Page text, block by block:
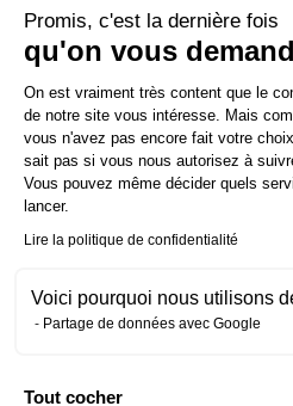
Promis, c'est la dernière fois
qu'on vous
Plateforme de
On est vraiment très content que le
de notre site vous intéresse. Mais
vous n'avez pas encore fait votre
sait pas si vous nous autorisez à
Vous pouvez même décider quels
lancer.
Lire la politique de confidentialité
Voici pourquoi nous utilisons
Partage de données avec Google
Tout cocher
Autres articles
vous intéresser